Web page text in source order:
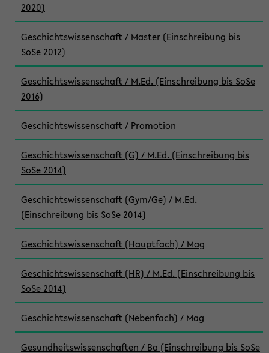
2020)
Geschichtswissenschaft / Master (Einschreibung bis
SoSe 2012)
Geschichtswissenschaft / M.Ed. (Einschreibung bis SoSe
2016)
Geschichtswissenschaft / Promotion
Geschichtswissenschaft (G) / M.Ed. (Einschreibung bis
SoSe 2014)
Geschichtswissenschaft (Gym/Ge) / M.Ed.
(Einschreibung bis SoSe 2014)
Geschichtswissenschaft (Hauptfach) / Mag
Geschichtswissenschaft (HR) / M.Ed. (Einschreibung bis
SoSe 2014)
Geschichtswissenschaft (Nebenfach) / Mag
Gesundheitswissenschaften / Ba (Einschreibung bis SoSe